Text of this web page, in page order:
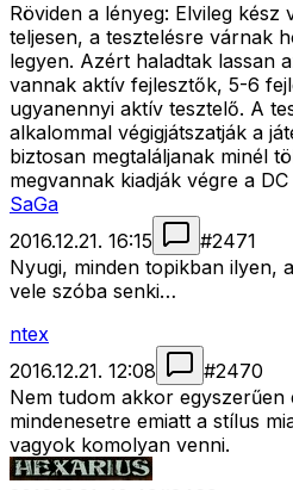
Röviden a lényeg: Elvileg
teljesen, a tesztelésre várnak
legyen. Azért haladtak lassan
vannak aktív fejlesztők, 5-6
ugyanennyi aktív tesztelő. A
alkalommal végigjátszatják a
biztosan megtaláljanak minél
megvannak kiadják végre a DC
SaGa
2016.12.21. 16:15
#2471
Nyugi, minden topikban ilyen,
vele szóba senki…
ntex
2016.12.21. 12:08
#2470
Nem tudom akkor egyszerűen
mindenesetre emiatt a stílus
vagyok komolyan venni.